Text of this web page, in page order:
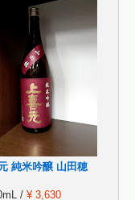
純米吟醸 山田穂
/ ¥ 3,630